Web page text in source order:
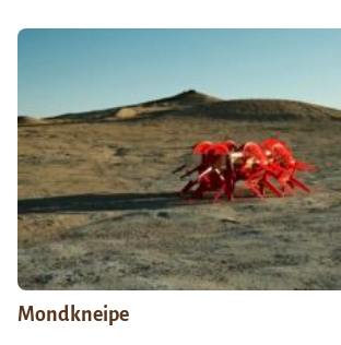
Mondkneipe